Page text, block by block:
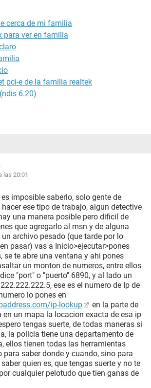
cerca de mi familia
para ver en familia
pci-e de la familia realtek
6.20)
las 20:01
imposible saberlo, solo gente de
ese tipo de trabajo, algun detective
una manera posible pero dificil de
que agregarlo al msn y de alguna
archivo pesado (que tarde por lo
pasar) vas a Inicio>ejecutar>pones
se te abre una ventana y ahi pones
un monton de numeros, entre ellos
"port" o "puerto" 6890, y al lado un
ese es el numero de Ip de
lo pones en
ip-lookup
en la parte de
en un mapa la locacion exacta de esa ip
tengas suerte, de todas maneras si
la policia tiene una departamento de
ellos tienen todas las herramientas
para saber donde y cuando, sino para
quien es, que tengas suerte y no te
cualquier pelotudo que tien ganas de